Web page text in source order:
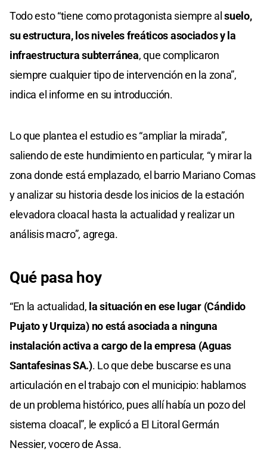
Todo esto “tiene como protagonista siempre alsuelo,
su estructura, los niveles freáticos asociados y la
infraestructura subterránea, que complicaron
siempre cualquier tipo de intervención en la zona”,
indica el informe en su introducción.
Lo que plantea el estudio es “ampliar la mirada”,
saliendo de este hundimiento en particular, “y mirar la
zona donde está emplazado, el barrio Mariano Comas
y analizar su historia desde los inicios de la estación
elevadora cloacal hasta la actualidad y realizar un
análisis macro”, agrega.
Qué pasa hoy
“En la actualidad, la situación en ese lugar (Cándido
Pujato y Urquiza) no está asociada a ninguna
instalación activa a cargo de la empresa (Aguas
Santafesinas SA.). Lo que debe buscarse es una
articulación en el trabajo con el municipio: hablamos
de un problema histórico, pues allí había un pozo del
sistema cloacal”, le explicó a El Litoral Germán
Nessier, vocero de Assa.